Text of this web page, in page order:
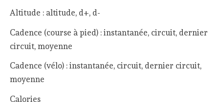
Altitude : altitude, d+, d-
Cadence (course à pied) : instantanée, circuit, dernier
circuit, moyenne
Cadence (vélo) : instantanée, circuit, dernier circuit,
moyenne
Calories